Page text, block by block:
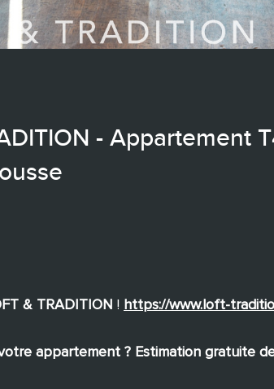
- Appartement
& TRADITION ! https://www.loft-
appartement ? Estimation gratuite